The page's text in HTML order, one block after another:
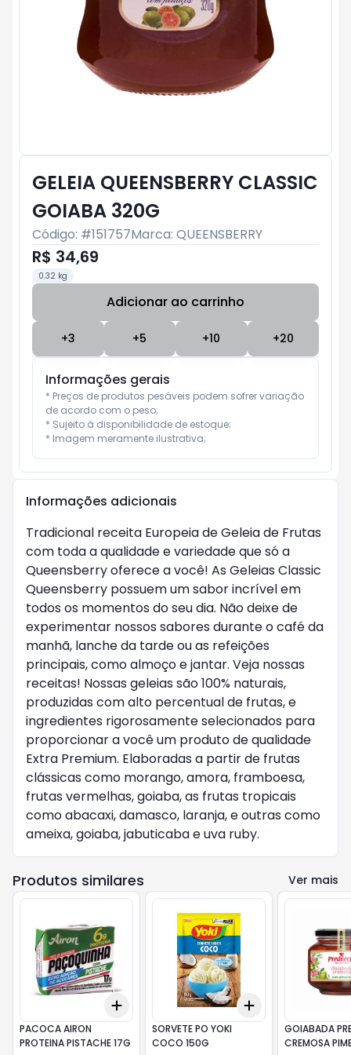
GELEIA QUEENSBERRY CLASSIC
GOIABA 320G
Código: #151757Marca: QUEENSBERRY
R$ 34,69
0.32 kg
Adicionar ao carrinho
+3 +5 +10 +20
Informações gerais
* Preços de produtos pesáveis podem sofrer variação
de acordo com o peso;
* Sujeito à disponibilidade de estoque;
* Imagem meramente ilustrativa;
Informações adicionais
Tradicional receita Europeia de Geleia de Frutas
com toda a qualidade e variedade que só a
Queensberry oferece a você! As Geleias Classic
Queensberry possuem um sabor incrível em
todos os momentos do seu dia. Não deixe de
experimentar nossos sabores durante o café da
manhã, lanche da tarde ou as refeições
principais, como almoço e jantar. Veja nossas
receitas! Nossas geleias são 100% naturais,
produzidas com alto percentual de frutas, e
ingredientes rigorosamente selecionados para
proporcionar a você um produto de qualidade
Extra Premium. Elaboradas a partir de frutas
clássicas como morango, amora, framboesa,
frutas vermelhas, goiaba, as frutas tropicais
como abacaxi, damasco, laranja, e outras como
ameixa, goiaba, jabuticaba e uva ruby.
Produtos similares Ver mais
+10
Add
PACOCA AIRON
PROTEINA PISTACHE 17G
Add
SORVETE PO YOKI
COCO 150G
GOIABADA
CREMOSA